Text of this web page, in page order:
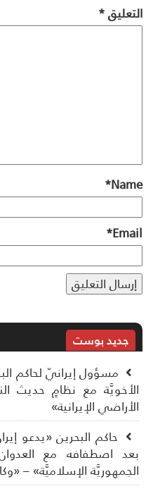
*
*
*
جديد بوست
مسؤول إيرانيّ لحاكم
مع نظامٍ حديث
الإيرانية»
حاكم البحرين «يدعو إيران
اصطفافه مع العدوان
الإسلاميَّة» – «وكالة